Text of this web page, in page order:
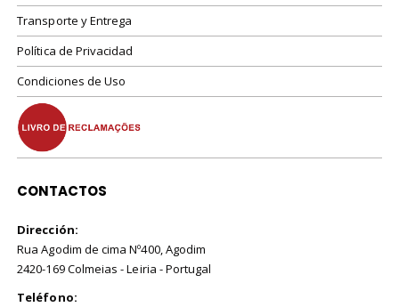
Transporte y Entrega
Política de Privacidad
Condiciones de Uso
CONTACTOS
Dirección:
Rua Agodim de cima Nº400, Agodim
2420-169 Colmeias - Leiria - Portugal
Teléfono: